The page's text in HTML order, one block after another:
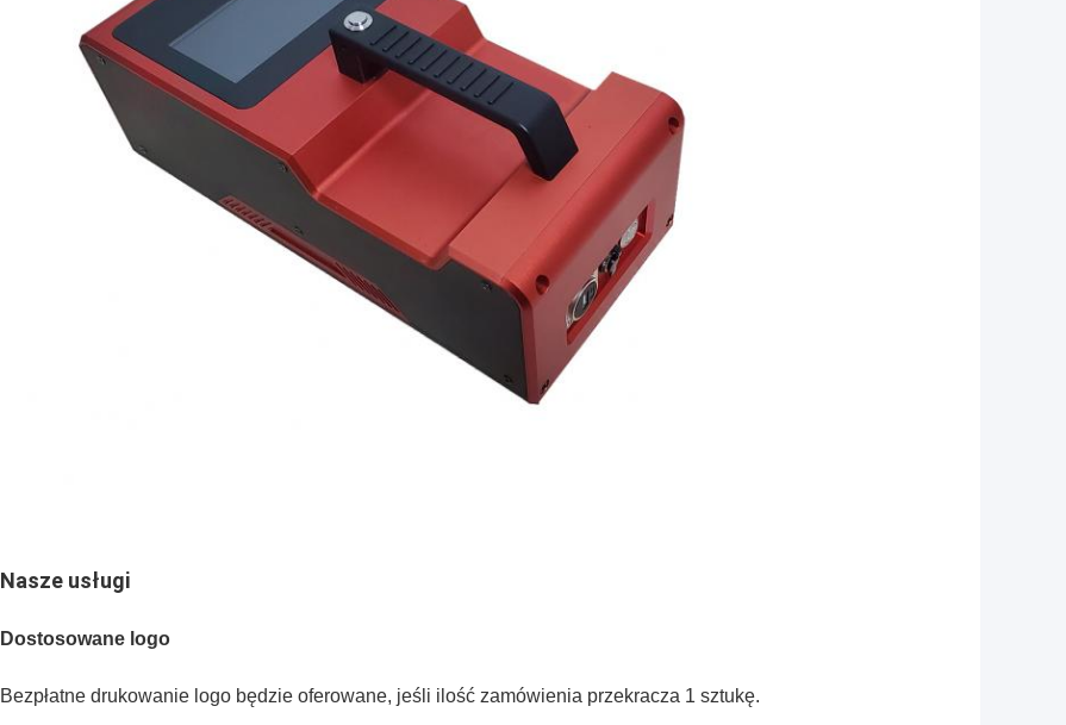
Nasze usługi
Dostosowane logo
Bezpłatne drukowanie logo będzie oferowane, jeśli ilość zamówienia przekracza 1 sztukę.